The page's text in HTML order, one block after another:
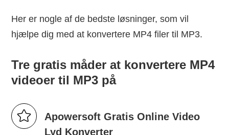
Her er nogle af de bedste løsninger, som vil
hjælpe dig med at konvertere MP4 filer til MP3.
Tre gratis måder at konvertere MP4
videoer til MP3 på
Apowersoft Gratis Online Video
Lyd Konverter